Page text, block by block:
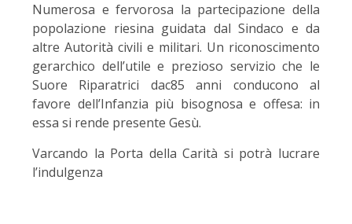
Numerosa e fervorosa la partecipazione della
popolazione riesina guidata dal Sindaco e da
altre Autorità civili e militari. Un riconoscimento
gerarchico dell’utile e prezioso servizio che le
Suore Riparatrici dac85 anni conducono al
favore dell’Infanzia più bisognosa e offesa: in
essa si rende presente Gesù.
Varcando la Porta della Carità si potrà lucrare
l’indulgenza